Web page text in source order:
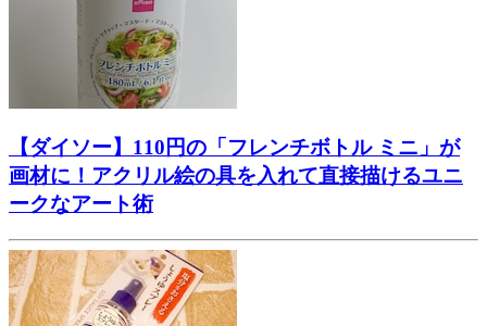
【ダイソー】110円の「フレンチボトル ミニ」が
画材に！アクリル絵の具を入れて直接描けるユニ
ークなアート術